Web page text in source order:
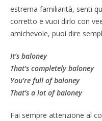
estrema familiarità, senti
corretto e vuoi dirlo con
amichevole, puoi dire
It’s baloney
That’s completely baloney
You’re full of baloney
That’s a lot of baloney
Fai sempre attenzione al